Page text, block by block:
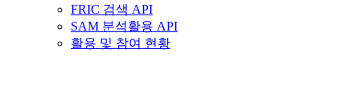
FRIC 검색 API
SAM 분석활용 API
활용 및 참여 현황